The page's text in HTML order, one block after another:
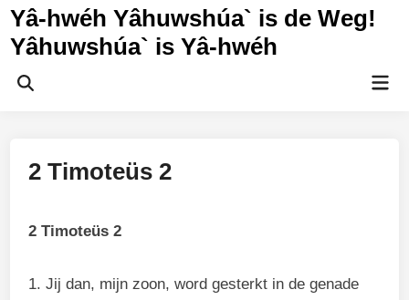
Ga
naar
inhoud
Yâ-hwéh Yâhuwshúa` is de Weg!
Yâhuwshúa` is Yâ-hwéh
Zoeken
2 Timoteüs 2
2 Timoteüs 2
1. Jij dan, mijn zoon, word gesterkt in de genade